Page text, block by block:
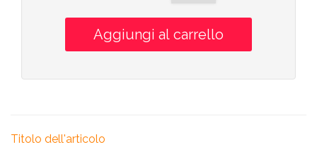
Titolo dell'articolo